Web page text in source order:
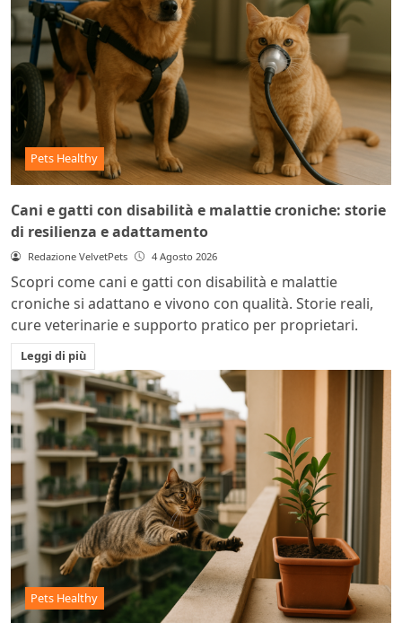
Pets Healthy
Cani e gatti con disabilità e malattie croniche: storie
di resilienza e adattamento
Redazione VelvetPets 4 Agosto 2026
Scopri come cani e gatti con disabilità e malattie
croniche si adattano e vivono con qualità. Storie reali,
cure veterinarie e supporto pratico per proprietari.
Leggi di più
Pets Healthy